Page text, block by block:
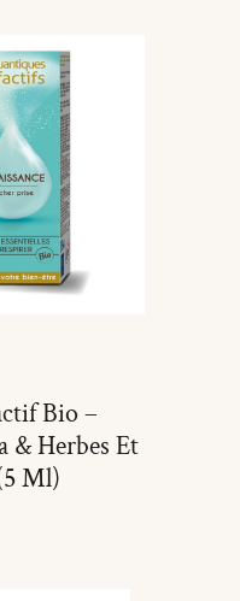
Bio –
& Herbes Et
Ml)